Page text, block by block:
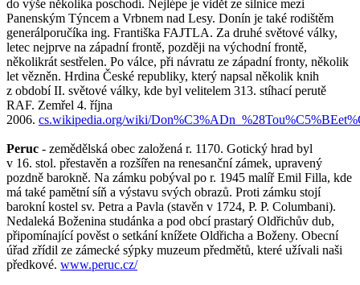
do výše několika poschodí. Nejlépe je vidět ze silnice mezi
Panenským Týncem a Vrbnem nad Lesy. Donín je také rodištěm
generálporučíka ing. Františka FAJTLA. Za druhé světové války,
letec nejprve na západní frontě, později na východní frontě,
několikrát sestřelen. Po válce, při návratu ze západní fronty, několik
let vězněn. Hrdina České republiky, který napsal několik knih
z období II. světové války, kde byl velitelem 313. stíhací perutě
RAF. Zemřel 4. října
2006. cs.wikipedia.org/wiki/
Peruc - zemědělská obec založená r. 1170. Gotický hrad byl
v 16. stol. přestavěn a rozšířen na renesanční zámek, upravený
pozdně barokně. Na zámku pobýval po r. 1945 malíř Emil Filla, kde
má také pamětní síň a výstavu svých obrazů. Proti zámku stojí
barokní kostel sv. Petra a Pavla (stavěn v 1724, P. P. Columbani).
Nedaleká Boženina studánka a pod obcí prastarý Oldřichův dub,
připomínající pověst o setkání knížete Oldřicha a Boženy. Obecní
úřad zřídil ze zámecké sýpky muzeum předmětů, které užívali naši
předkové. www.peruc.cz/